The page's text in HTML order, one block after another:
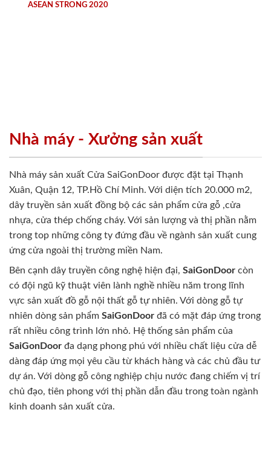
ASEAN STRONG 2020
Nhà máy - Xưởng sản xuất
Nhà máy sản xuất Cửa SaiGonDoor được đặt tại Thạnh
Xuân, Quận 12, TP.Hồ Chí Minh. Với diện tích 20.000 m2,
dây truyền sản xuất đồng bộ các sản phẩm cửa gỗ ,cửa
nhựa, cửa thép chống cháy. Với sản lượng và thị phần nằm
trong top những công ty đứng đầu về ngành sản xuất cung
ứng cửa ngoài thị trường miền Nam.
Bên cạnh dây truyền công nghệ hiện đại, SaiGonDoor còn
có đội ngũ kỹ thuật viên lành nghề nhiều năm trong lĩnh
vực sản xuất đồ gỗ nội thất gỗ tự nhiên. Với dòng gỗ tự
nhiên dòng sản phẩm SaiGonDoor đã có mặt đáp ứng trong
rất nhiều công trình lớn nhỏ. Hệ thống sản phẩm của
SaiGonDoor đa dạng phong phú với nhiều chất liệu cửa dễ
dàng đáp ứng mọi yêu cầu từ khách hàng và các chủ đầu tư
dự án. Với dòng gỗ công nghiệp chịu nước đang chiếm vị trí
chủ đạo, tiên phong với thị phần dẫn đầu trong toàn ngành
kinh doanh sản xuất cửa.